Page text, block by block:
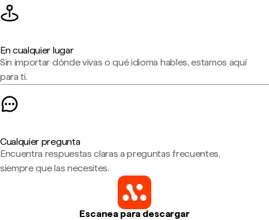
En cualquier lugar
Sin importar dónde vivas o qué idioma hables, estamos aquí
para ti.
Cualquier pregunta
Encuentra respuestas claras a preguntas frecuentes,
siempre que las necesites.
Escanea para descargar